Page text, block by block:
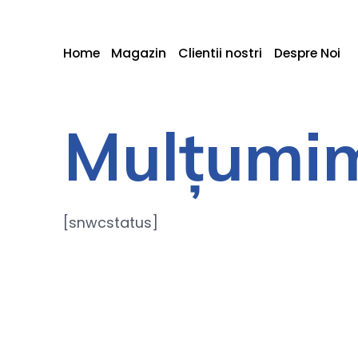
Home Magazin Clientii nostri Despre Noi
[snwcstatus]